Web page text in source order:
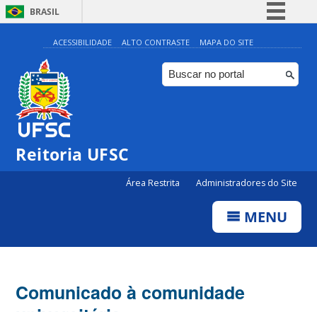
BRASIL
Simplifique!
Comunica BR
Participe
ACESSIBILIDADE ALTO CONTRASTE MAPA DO SITE
Reitoria UFSC
Área Restrita Administradores do Site
MENU
Comunicado à comunidade